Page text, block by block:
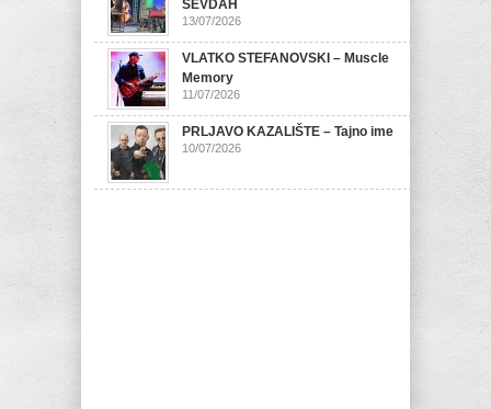
SEVDAH
13/07/2026
VLATKO STEFANOVSKI – Muscle
Memory
11/07/2026
PRLJAVO KAZALIŠTE – Tajno ime
10/07/2026